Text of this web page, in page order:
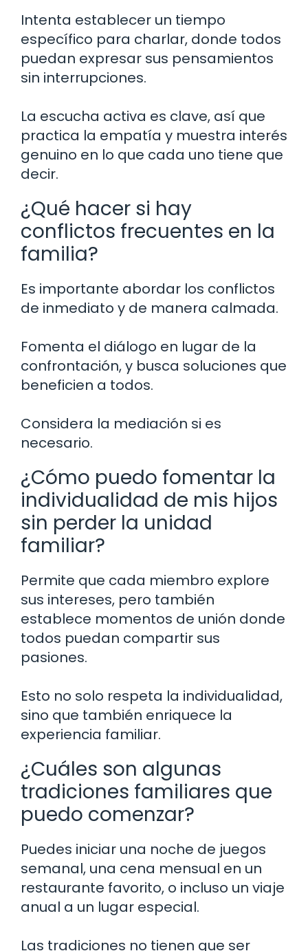
Intenta establecer un tiempo
específico para charlar, donde todos
puedan expresar sus pensamientos
sin interrupciones.
La escucha activa es clave, así que
practica la empatía y muestra interés
genuino en lo que cada uno tiene que
decir.
¿Qué hacer si hay
conflictos frecuentes en la
familia?
Es importante abordar los conflictos
de inmediato y de manera calmada.
Fomenta el diálogo en lugar de la
confrontación, y busca soluciones que
beneficien a todos.
Considera la mediación si es
necesario.
¿Cómo puedo fomentar la
individualidad de mis hijos
sin perder la unidad
familiar?
Permite que cada miembro explore
sus intereses, pero también
establece momentos de unión donde
todos puedan compartir sus
pasiones.
Esto no solo respeta la individualidad,
sino que también enriquece la
experiencia familiar.
¿Cuáles son algunas
tradiciones familiares que
puedo comenzar?
Puedes iniciar una noche de juegos
semanal, una cena mensual en un
restaurante favorito, o incluso un viaje
anual a un lugar especial.
Las tradiciones no tienen que ser